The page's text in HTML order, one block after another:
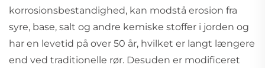
korrosionsbestandighed, kan modstå erosion fra
syre, base, salt og andre kemiske stoffer i jorden og
har en levetid på over 50 år, hvilket er langt længere
end ved traditionelle rør. Desuden er modificeret